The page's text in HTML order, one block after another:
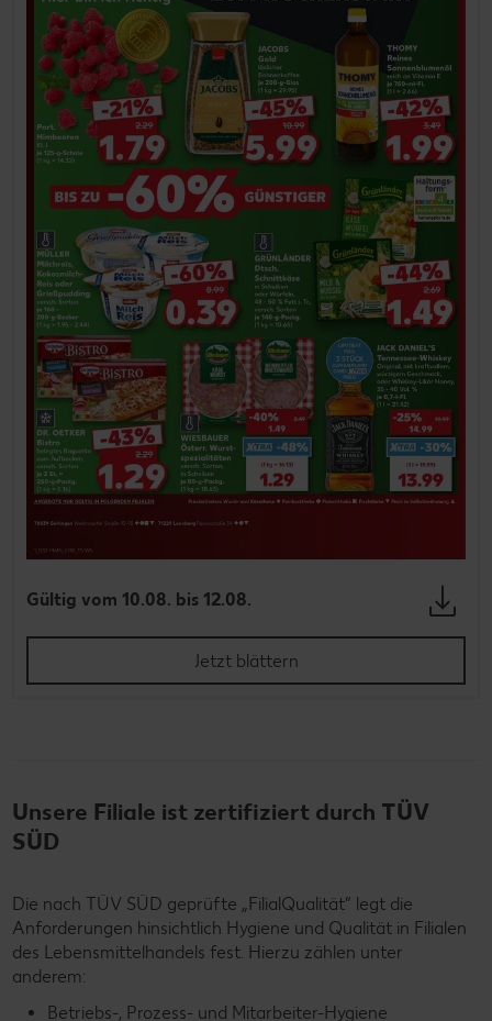
Gültig vom 10.08. bis 12.08.
Jetzt blättern
Unsere Filiale ist zertifiziert durch TÜV
SÜD
Die nach TÜV SÜD geprüfte „FilialQualität“ legt die
Anforderungen hinsichtlich Hygiene und Qualität in Filialen
des Lebensmittelhandels fest. Hierzu zählen unter
anderem:
Betriebs-, Prozess- und Mitarbeiter-Hygiene